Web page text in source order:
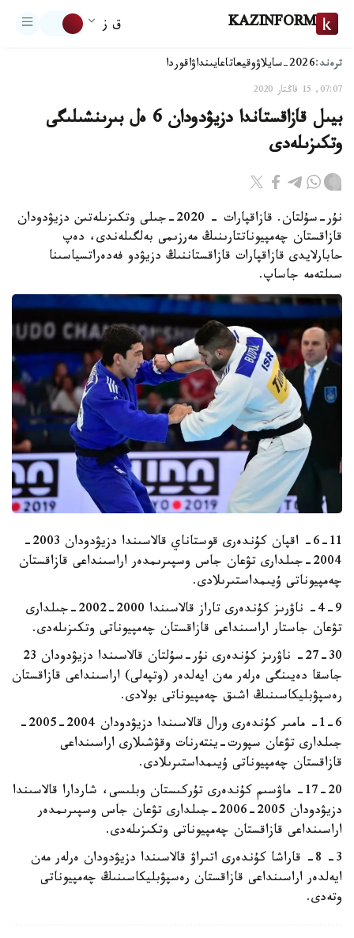
KAZINFORM ق ز
ترەند:2026-سايلاۋ وقيعاتاعايىنداۋاقوردا
07:07, 15 قاڭتار 2020
بيىل قازاقستاندا دزيۋدودان 6 ەل بىرىنشىلىگى
وتكىزىلەدى
نۇر-سۇلتان. قازاقپارات - 2020-جىلى وتكىزىلەتىن دزيۋدودان
قازاقستان چەمپيوناتتارىنىڭ مەرزىمى بەلگىلەندى، دەپ
حابارلايدى قازاقپارات قازاقستاننىڭ دزيۋدو فەدەراتسياسىنا
سىلتەمە جاساپ.
6-11
-
اقپان كۇندەرى قوستاناي قالاسىندا دزيۋدودان 2003-
2004-جىلدارى تۋعان جاس وسپىرىمدەر اراسىنداعى قازاقستان
چەمپيوناتى ۇيىمداستىرىلادى.
4-9- ناۋرىز كۇندەرى تاراز قالاسىندا 2000-2002-جىلدارى
تۋعان جاستار اراسىنداعى قازاقستان چەمپيوناتى وتكىزىلەدى.
27-30- ناۋرىز كۇندەرى نۇر-سۇلتان قالاسىندا دزيۋدودان 23
جاسقا دەيىنگى ەرلەر مەن ايەلدەر (وتپەلى) اراسىنداعى قازاقستان
رەسپۋبليكاسىنىڭ اشىق چەمپيوناتى بولادى.
1-6- مامىر كۇندەرى ورال قالاسىندا دزيۋدودان 2004-2005-
جىلدارى تۋعان سپورت-ينتەرنات وقۋشىلارى اراسىنداعى
قازاقستان چەمپيوناتى ۇيىمداستىرىلادى.
17-20- ماۋسىم كۇندەرى تۇركىستان وبلىسى، شاردارا قالاسىندا
دزيۋدودان 2005-2006-جىلدارى تۋعان جاس وسپىرىمدەر
اراسىنداعى قازاقستان چەمپيوناتى وتكىزىلەدى.
3- 8- قاراشا كۇندەرى اتىراۋ قالاسىندا دزيۋدودان ەرلەر مەن
ايەلدەر اراسىنداعى قازاقستان رەسپۋبليكاسىنىڭ چەمپيوناتى
وتەدى.